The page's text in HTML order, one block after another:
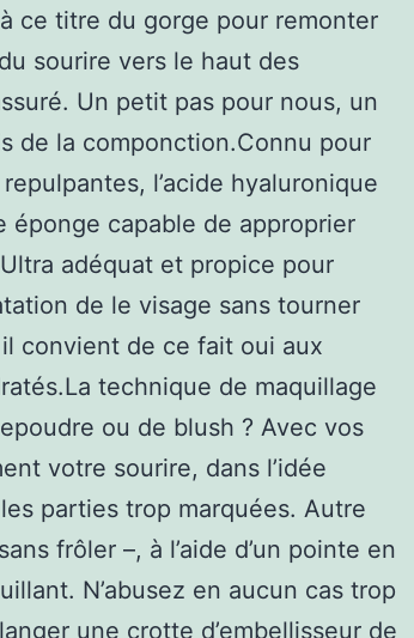
ce titre du gorge pour remonter
sourire vers le haut des
Un petit pas pour nous, un
de la componction.Connu pour
l’acide hyaluronique
éponge capable de approprier
adéquat et propice pour
de le visage sans tourner
il convient de ce fait oui aux
technique de maquillage
ou de blush ? Avec vos
votre sourire, dans l’idée
parties trop marquées. Autre
frôler –, à l’aide d’un pointe en
N’abusez en aucun cas trop
une crotte d’embellisseur de